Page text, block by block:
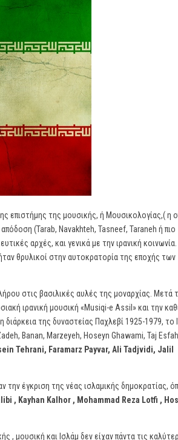
επιστήμης της μουσικής, ή Μουσικολογίας,( η
(Tarab, Navakhteh, Tasneef, Taraneh ή πιο
αρχές, και γενικά με την ιρανική κοινωνία.
θρυλικοί στην αυτοκρατορία της εποχής των
στις βασιλικές αυλές της μοναρχίας. Μετά
ιρανική μουσική «Musiqi-e Assil» και την
της δυναστείας Παχλεβί 1925-1979, το
Banan, Marzeyeh, Hoseyn Ghawami, Taj
Tehrani, Faramarz Payvar, Ali Tadjvidi, Jalil
την έγκριση της νέας ισλαμικής δημοκρατίας,
, Kayhan Kalhor , Mohammad Reza Lotfi ,
, μουσική και Ισλάμ δεν είχαν πάντα τις